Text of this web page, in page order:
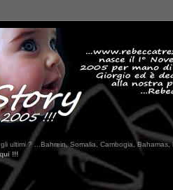
ultimi ? ...Bahrein, Somalia, Cambogia,